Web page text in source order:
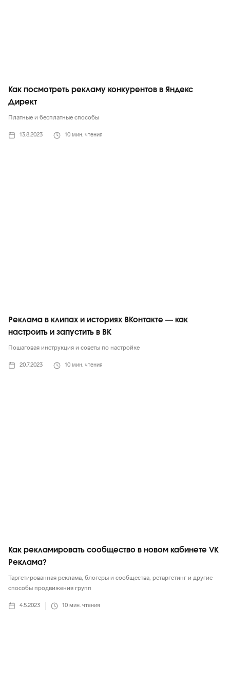
Как посмотреть рекламу конкурентов в Яндекс
Директ
Платные и бесплатные способы
13.8.2023 10 мин. чтения
Реклама в клипах и историях ВКонтакте — как
настроить и запустить в ВК
Пошаговая инструкция и советы по настройке
20.7.2023 10 мин. чтения
Как рекламировать сообщество в новом кабинете VK
Реклама?
Таргетированная реклама, блогеры и сообщества, ретаргетинг и другие
способы продвижения групп
4.5.2023 10 мин. чтения